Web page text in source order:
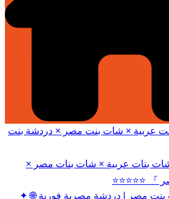
عربية × شات بنت مصر × دردشة بنت
شات بنات عربية × شات بنات مصر ×
⭐⭐⭐⭐⭐